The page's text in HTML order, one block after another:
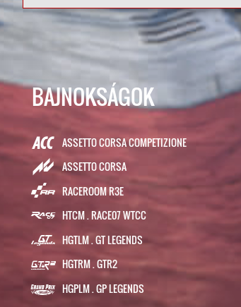
BAJNOKSÁGOK
ASSETTO CORSA COMPETIZIONE
ASSETTO CORSA
RACEROOM R3E
HTCM . RACE07 WTCC
HGTLM . GT LEGENDS
HGTRM . GTR2
HGPLM . GP LEGENDS